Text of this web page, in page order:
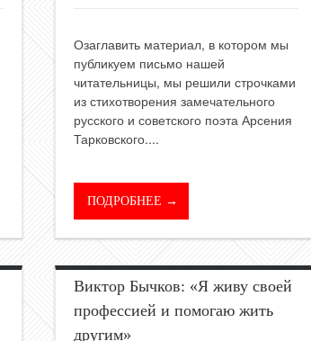
Озаглавить материал, в котором мы
публикуем письмо нашей
читательницы, мы решили строчками
из стихотворения замечательного
русского и советского поэта Арсения
Тарковского....
ПОДРОБНЕЕ →
Виктор Бычков: «Я живу своей
профессией и помогаю жить
другим»